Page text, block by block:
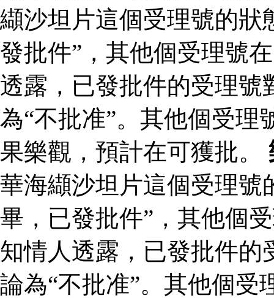
纈沙坦片這個受理號的狀
發批件”，其他個受理號
透露，已發批件的受理號
為“不批准”。其他個受理
果樂觀，預計在可獲批。
華海纈沙坦片這個受理號
畢，已發批件”，其他個
知情人透露，已發批件的
論為“不批准”。其他個受